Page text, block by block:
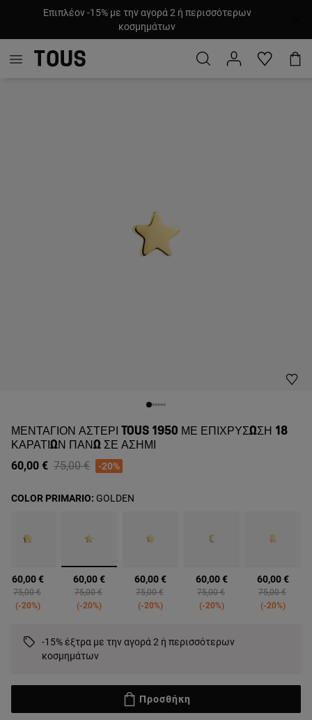
Επιπλέον -15% με την αγορά 2 ή περισσότερων
κοσμημάτων
ΜΕΝΤΑΓΙΌΝ ΑΣΤΈΡΙ TOUS 1950 ΜΕ ΕΠΙΧΡΎΣΩΣΗ 18
ΚΑΡΑΤΊΩΝ ΠΆΝΩ ΣΕ ΑΣΉΜΙ
60,00 € Price reduced from
75,00 €to-20%
60,00 €
Price reduced from
75,00 €to
-20%
επιλεγμένα
60,00 €
Price reduced from
75,00 €to
-20%
60,00 €
Price reduced from
75,00 €to
-20%
60,00 €
Price reduced from
75,00 €to
-20%
60,00 €
Price reduced
75,00 €to
-20%
COLOR PRIMARIO: GOLDEN
-15% έξτρα με την αγορά 2 ή περισσότερων
κοσμημάτων
Προσθήκη